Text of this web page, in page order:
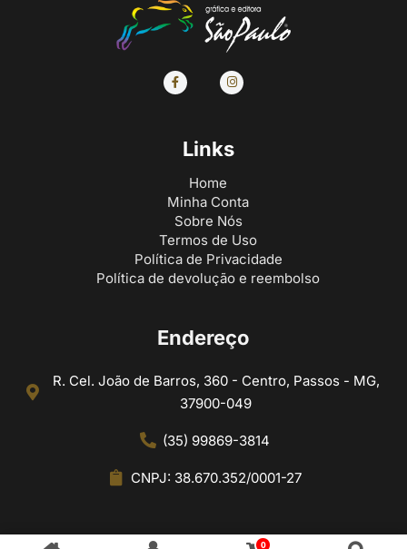
Links
Home
Minha Conta
Sobre Nós
Termos de Uso
Política de Privacidade
Política de devolução e reembolso
Endereço
R. Cel. João de Barros, 360 - Centro, Passos - MG,
37900-049
(35) 99869-3814
CNPJ: 38.670.352/0001-27
0